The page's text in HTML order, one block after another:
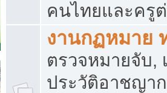
คนไทยและครู
งานกฏหมาย
ตรวจหมายจับ,
ประวัติอาชญา